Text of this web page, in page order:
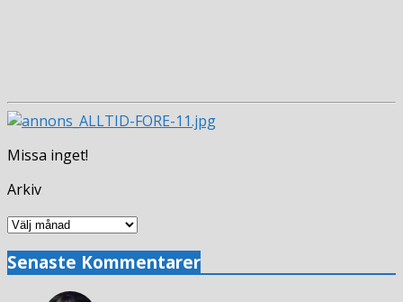
Missa inget!
Arkiv
Arkiv
Senaste Kommentarer